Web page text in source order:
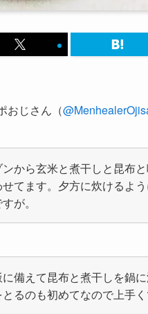
おじさん（
ンから玄米と煮干しと昆布
てます。夕方に炊けるよ
が。
備えて昆布と煮干しを鍋
るのも初めてなので上手く